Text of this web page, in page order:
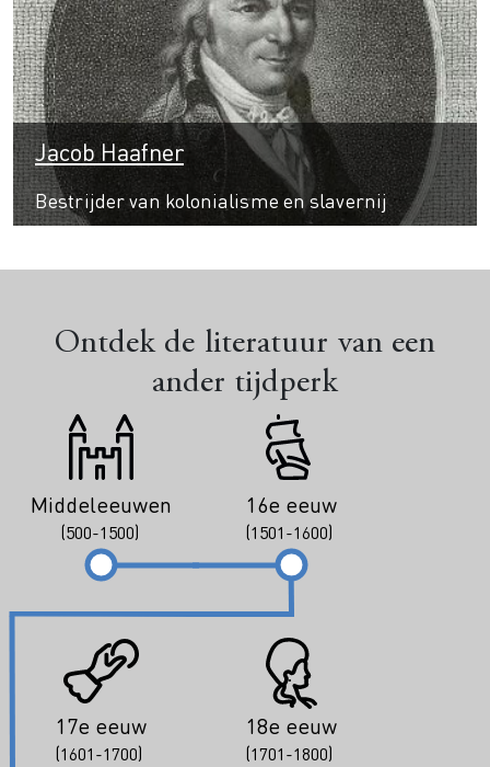
Jacob Haafner
Bestrijder van kolonialisme en slavernij
Ontdek de literatuur van een
ander tijdperk
Middeleeuwen
(500-1500)
16e eeuw
(1501-1600)
17e eeuw
(1601-1700)
18e eeuw
(1701-1800)